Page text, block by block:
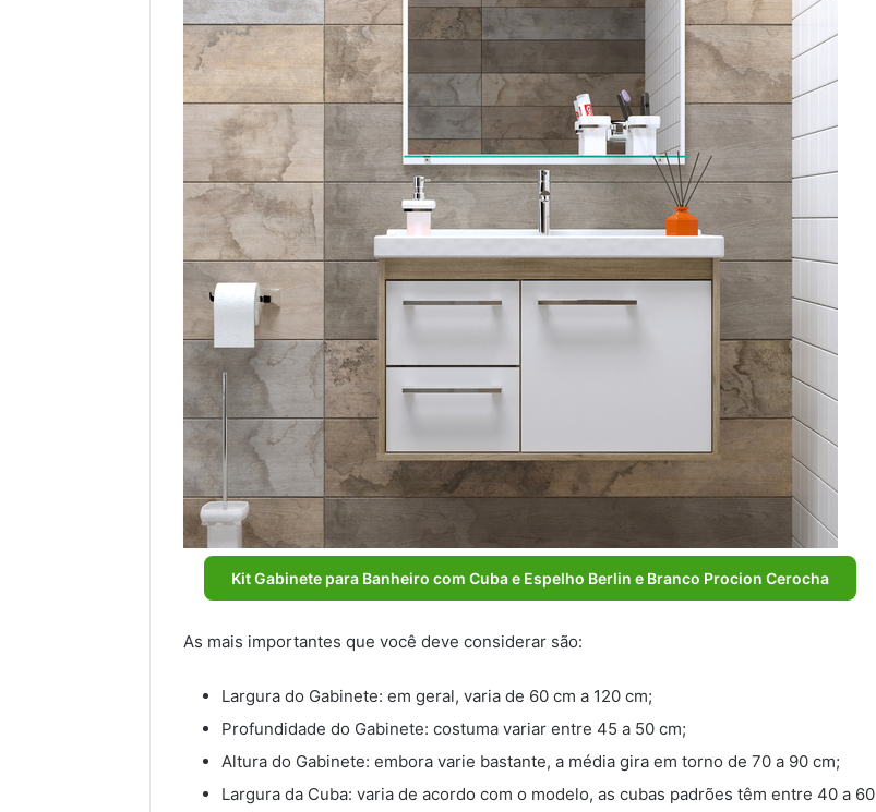
Kit Gabinete para Banheiro com Cuba e Espelho Berlin e Branco Procion Cerocha
As mais importantes que você deve considerar são:
Largura do Gabinete: em geral, varia de 60 cm a 120 cm;
Profundidade do Gabinete: costuma variar entre 45 a 50 cm;
Altura do Gabinete: embora varie bastante, a média gira em torno de 70 a 90 cm;
Largura da Cuba: varia de acordo com o modelo, as cubas padrões têm entre 40 a 60